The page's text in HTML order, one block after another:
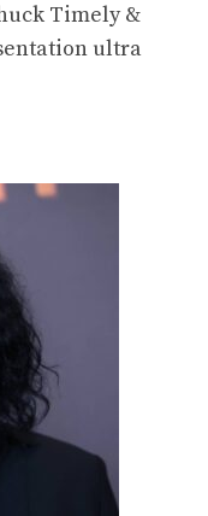
Timely &
ultra